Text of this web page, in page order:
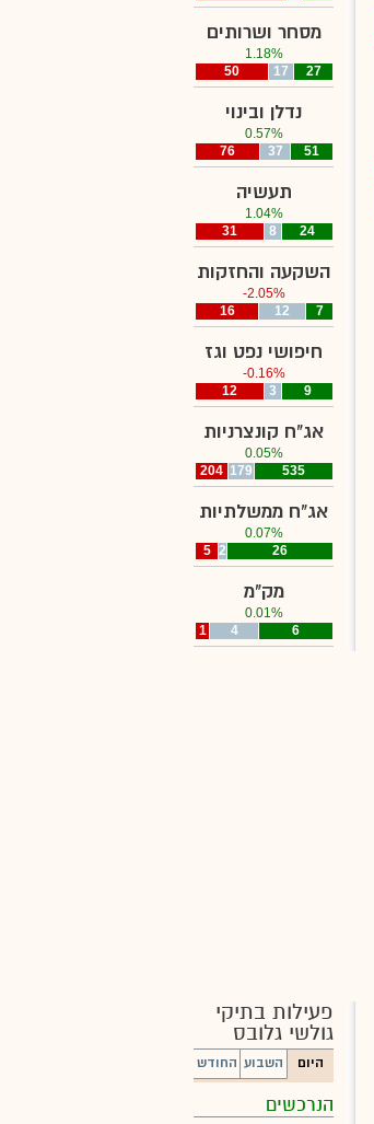
מסחר ושרותים
1.18%
50
17 27
נדלן ובינוי
0.57%
76
37 51
תעשיה
1.04%
31
8 24
השקעה והחזקות
-2.05%
16
12 7
חיפושי נפט וגז
-0.16%
12
3 9
אג"ח קונצרניות
0.05%
204 179 535
אג"ח ממשלתיות
0.07%
5 2 26
מק"מ
0.01%
1
4 6
פעילות בתיקי
גולשי גלובס
היום השבוע החודש
הנרכשים